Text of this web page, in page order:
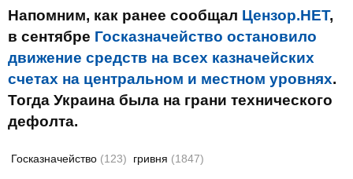
Напомним, как ранее сообщал Цензор.НЕТ,
в сентябре Госказначейство остановило
движение средств на всех казначейских
счетах на центральном и местном уровнях.
Тогда Украина была на грани технического
дефолта.
Госказначейство (123) гривня (1847)